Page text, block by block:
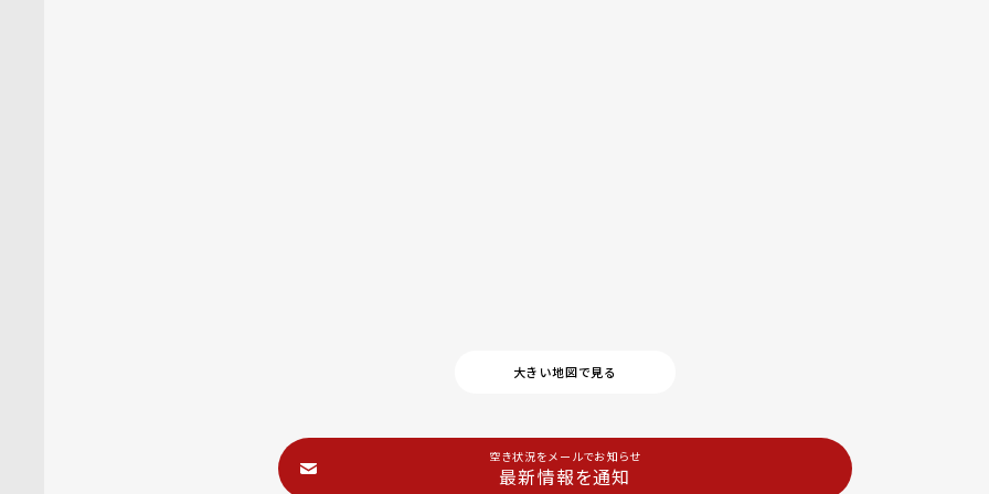
大きい地図で見る
空き状況をメールでお知らせ
最新情報を通知